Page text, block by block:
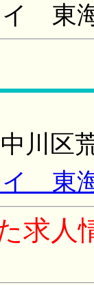
東
川区
東
求人